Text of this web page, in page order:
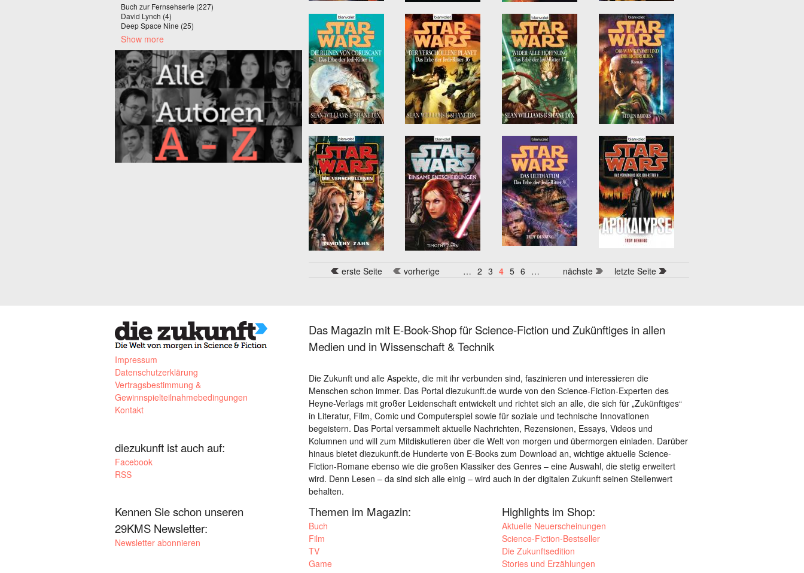
erste Seite vorherige … 2 3 4 5 6 … nächste letzte Seite
Buch zur Fernsehserie (227)
David Lynch (4)
Deep Space Nine (25)
Show more
Impressum
Datenschutzerklärung
Vertragsbestimmung &
Gewinnspielteilnahmebedingungen
Kontakt
diezukunft ist auch auf:
Facebook
RSS
Kennen Sie schon unseren
29KMS Newsletter:
Newsletter abonnieren
Das Magazin mit E-Book-Shop für Science-Fiction und Zukünftiges in allen
Medien und in Wissenschaft & Technik
Die Zukunft und alle Aspekte, die mit ihr verbunden sind, faszinieren und interessieren die
Menschen schon immer. Das Portal diezukunft.de wurde von den Science-Fiction-Experten des
Heyne-Verlags mit großer Leidenschaft entwickelt und richtet sich an alle, die sich für „Zukünftiges“
in Literatur, Film, Comic und Computerspiel sowie für soziale und technische Innovationen
begeistern. Das Portal versammelt aktuelle Nachrichten, Rezensionen, Essays, Videos und
Kolumnen und will zum Mitdiskutieren über die Welt von morgen und übermorgen einladen. Darüber
hinaus bietet diezukunft.de Hunderte von E-Books zum Download an, wichtige aktuelle Science-
Fiction-Romane ebenso wie die großen Klassiker des Genres – eine Auswahl, die stetig erweitert
wird. Denn Lesen – da sind sich alle einig – wird auch in der digitalen Zukunft seinen Stellenwert
behalten.
Themen im Magazin:
Buch
Film
TV
Game
Highlights im Shop:
Aktuelle Neuerscheinungen
Science-Fiction-Bestseller
Die Zukunftsedition
Stories und Erzählungen